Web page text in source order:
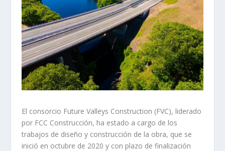
El consorcio Future Valleys Construction (FVC), liderado
por FCC Construcción, ha estado a cargo de los
trabajos de diseño y construcción de la obra, que se
inició en octubre de 2020 y con plazo de finalización